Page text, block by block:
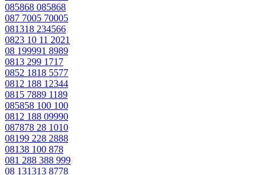
085868 085868
087 7005 70005
081318 234566
0823 10 11 2021
08 199991 8989
0813 299 1717
0852 1818 5577
0812 188 12344
0815 7889 1189
085858 100 100
0812 188 09990
087878 28 1010
08199 228 2888
08138 100 878
081 288 388 999
08 131313 8778